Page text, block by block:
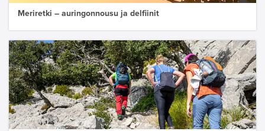
Meriretki – auringonnousu ja delfiinit